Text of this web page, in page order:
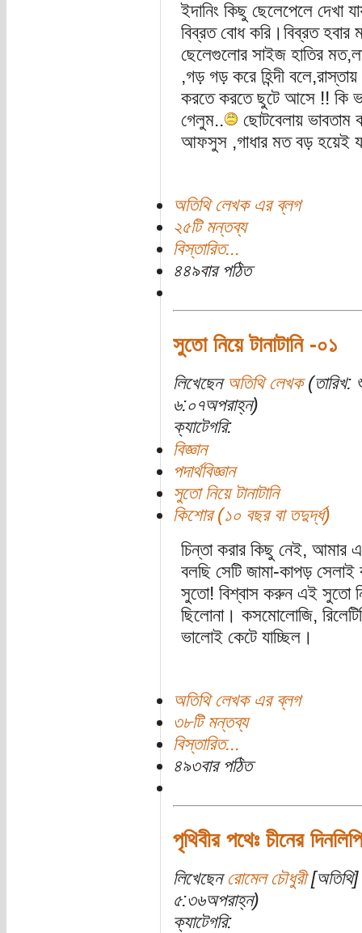
ইদানিং কিছু ছেলেপেলে দেখা
বিব্রত বোধ করি।বিব্রত
ছেলেগুলোর সাইজ হাতির
,গড় গড় করে হিন্দী
করতে করতে ছুটে আসে !! কি
গেলুম..
ছোটবেলায়
আফসুস ,গাধার মত বড় হয়েই
অতিথি লেখক এর ব্লগ
২৫টি মন্তব্য
বিস্তারিত...
৪৪৯বার পঠিত
সুতো নিয়ে টানাটানি -০১
লিখেছেন অতিথি লেখক(তারিখ:
৬:০৭অপরাহ্ন)
ক্যাটেগরি:
বিজ্ঞান
পদার্থবিজ্ঞান
সুতো নিয়ে টানাটানি
কিশোর (১০ বছর বা তদুর্দ্ধ)
চিন্তা করার কিছু নেই, আমার এ
বলছি সেটি জামা-কাপড়
সুতো! বিশ্বাস করুন এই সুতো
ছিলোনা। কসমোলোজি,
ভালোই কেটে যাচ্ছিল।
অতিথি লেখক এর ব্লগ
৩৮টি মন্তব্য
বিস্তারিত...
৪৯৩বার পঠিত
পৃথিবীর পথেঃ চীনের
লিখেছেন রোমেল চৌধুরী[অতিথি]
৫:৩৬অপরাহ্ন)
ক্যাটেগরি: